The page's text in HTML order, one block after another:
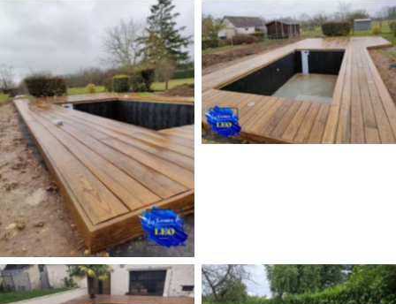
deck-piscine
deck-piscine